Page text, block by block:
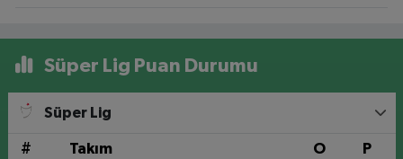
Süper Lig Puan Durumu
Süper Lig
# Takım O P